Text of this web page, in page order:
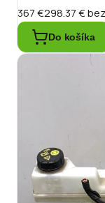
367 €298.37 €
Do košíka